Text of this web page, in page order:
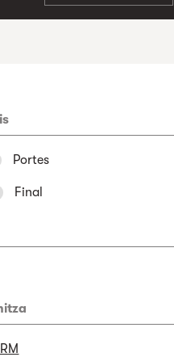
Portes
Final